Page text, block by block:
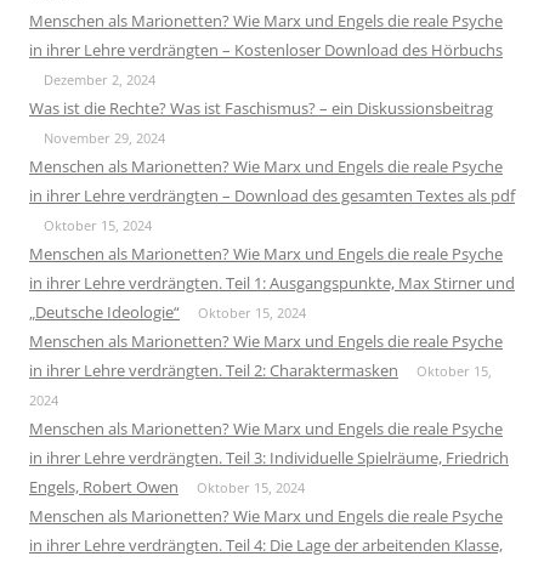
Menschen als Marionetten? Wie Marx und Engels die reale Psyche
in ihrer Lehre verdrängten – Kostenloser Download des Hörbuchs
Dezember 2, 2024
Was ist die Rechte? Was ist Faschismus? – ein Diskussionsbeitrag
November 29, 2024
Menschen als Marionetten? Wie Marx und Engels die reale Psyche
in ihrer Lehre verdrängten – Download des gesamten Textes als pdf
Oktober 15, 2024
Menschen als Marionetten? Wie Marx und Engels die reale Psyche
in ihrer Lehre verdrängten. Teil 1: Ausgangspunkte, Max Stirner und
„Deutsche Ideologie“
Oktober 15, 2024
Menschen als Marionetten? Wie Marx und Engels die reale Psyche
in ihrer Lehre verdrängten. Teil 2: Charaktermasken
Oktober 15,
2024
Menschen als Marionetten? Wie Marx und Engels die reale Psyche
in ihrer Lehre verdrängten. Teil 3: Individuelle Spielräume, Friedrich
Engels, Robert Owen
Oktober 15, 2024
Menschen als Marionetten? Wie Marx und Engels die reale Psyche
in ihrer Lehre verdrängten. Teil 4: Die Lage der arbeitenden Klasse,